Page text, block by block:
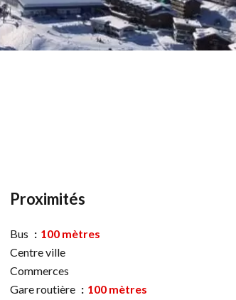
Proximités
Bus
100 mètres
Centre ville
Commerces
Gare routière
100 mètres